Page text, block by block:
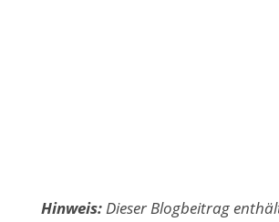
Hinweis:Dieser Blogbeitrag